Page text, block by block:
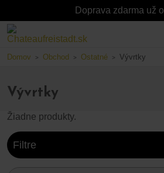
Doprava zdarma už
Domov > Obchod > Ostatné > Vývrtky
Vývrtky
Žiadne produkty.
Filtre